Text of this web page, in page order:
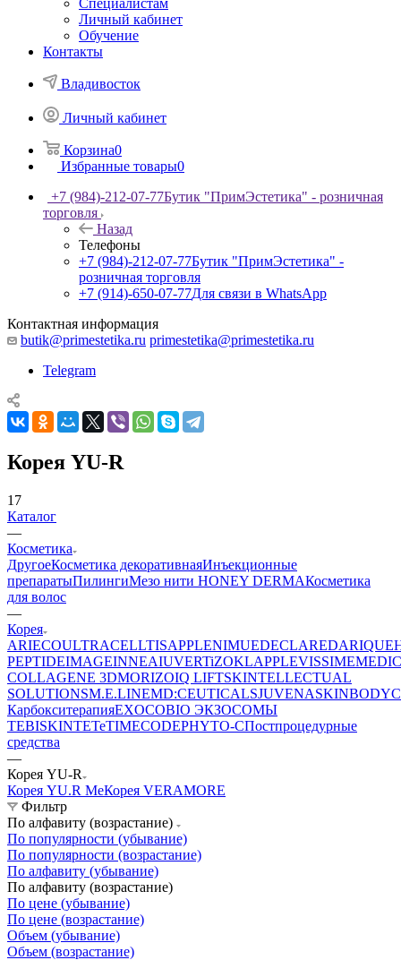
Специалистам
Личный кабинет
Обучение
Контакты
Владивосток
Личный кабинет
Корзина0
Избранные товары0
+7 (984)-212-07-77Бутик "ПримЭстетика" - розничная
торговля
Назад
Телефоны
+7 (984)-212-07-77Бутик "ПримЭстетика" -
розничная торговля
+7 (914)-650-07-77Для связи в WhatsApp
Контактная информация
butik@primestetika.ru primestetika@primestetika.ru
Telegram
Корея YU-R
17
Каталог
—
Косметика
ДругоеКосметика декоративнаяИнъекционные
препаратыПилингиМезо нити HONEY DERMAКосметика
для волос
—
Корея
ARIECOULTRACELLTISAPPLENIMUEDECLAREDARIQUE
PEPTIDEIMAGEINNEAIUVERTiZOKLAPPLEVISSIME
COLLAGENE 3DMORIZOIQ LIFTSKINTELLECTUAL
SOLUTIONSM.E.LINEMD:CEUTICALSJUVENASKINBODY
КарбокситерапияEXOCOBIO ЭКЗОСОМЫ
TEBISKINTETeTIMECODEPHYTO-CПостпроцедурные
средства
—
Корея YU-R
Корея YU.R MeКорея VERAMORE
Фильтр
По алфавиту (возрастание)
По популярности (убывание)
По популярности (возрастание)
По алфавиту (убывание)
По алфавиту (возрастание)
По цене (убывание)
По цене (возрастание)
Объем (убывание)
Объем (возрастание)